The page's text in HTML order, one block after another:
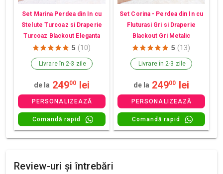
Set Marina Perdea din In cu
Stelute Turcoaz si Draperie
Turcoaz Blackout Eleganta
5 (10)
Livrare în 2-3 zile
de la 24900 lei
PERSONALIZEAZĂ
Comandă rapid
Set Corina - Perdea din In cu
Fluturasi Gri si Draperie
Blackout Gri Metalic
5 (13)
Livrare în 2-3 zile
de la 24900 lei
PERSONALIZEAZĂ
Comandă rapid
Review-uri și întrebări